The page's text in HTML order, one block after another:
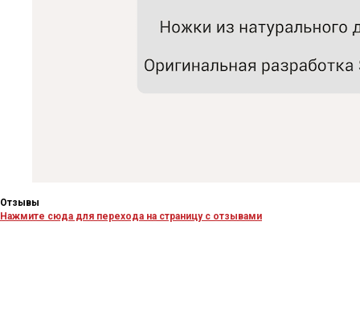
Отзывы
Нажмите сюда для перехода на страницу с отзывами